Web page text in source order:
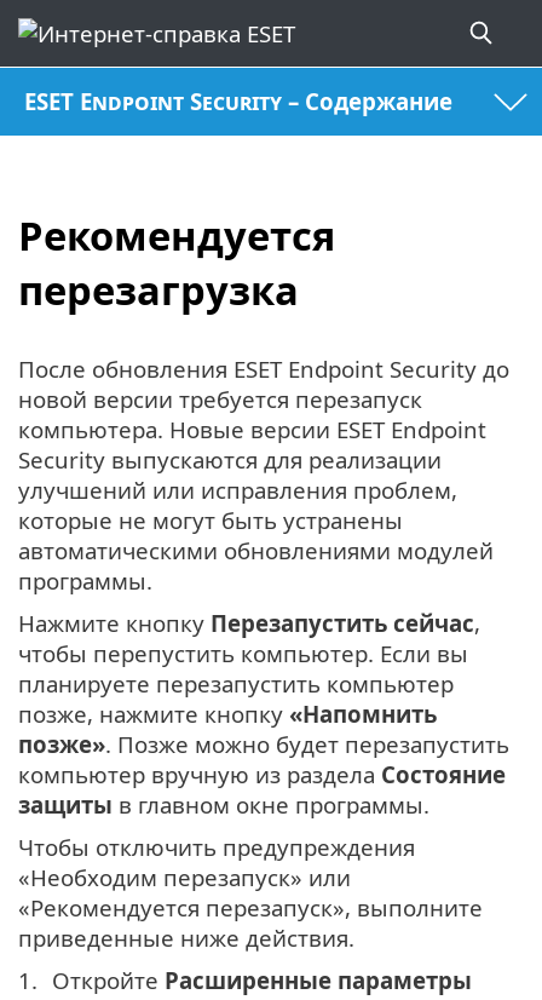
ESET Endpoint Security – Содержание
Рекомендуется
перезагрузка
После обновления ESET Endpoint Security до
новой версии требуется перезапуск
компьютера. Новые версии ESET Endpoint
Security выпускаются для реализации
улучшений или исправления проблем,
которые не могут быть устранены
автоматическими обновлениями модулей
программы.
Нажмите кнопку Перезапустить сейчас,
чтобы перепустить компьютер. Если вы
планируете перезапустить компьютер
позже, нажмите кнопку «Напомнить
позже». Позже можно будет перезапустить
компьютер вручную из раздела Состояние
защиты в главном окне программы.
Чтобы отключить предупреждения
«Необходим перезапуск» или
«Рекомендуется перезапуск», выполните
приведенные ниже действия.
Откройте Расширенные параметры